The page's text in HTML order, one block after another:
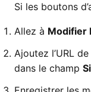
Si les boutons
Allez à Modifier
Ajoutez l’URL
dans le champ